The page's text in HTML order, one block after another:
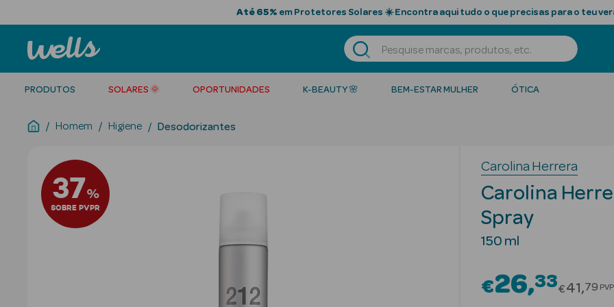
Até 65% em Protetores Solares ☀️ Encontra aqui tudo o que precisas para o teu
PRODUTOS SOLARES 🌞 OPORTUNIDADES K-BEAUTY 🌸 BEM-ESTAR MULHER ÓTICA
Homem Higiene Desodorizantes
37%
SOBRE PVPR
Carolina Herrera
Carolina
Spray
150 ml
€26 33Price
€41 79